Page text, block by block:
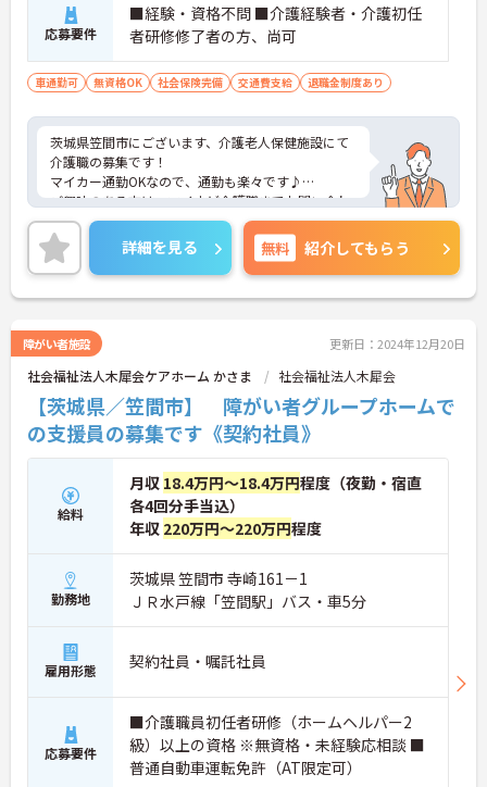
応募要件
■経験・資格不問 ■介護経験者・介護初任
者研修修了者の方、尚可
車通勤可 無資格OK 社会保険完備 交通費支給 退職金制度あり
茨城県笠間市にございます、介護老人保健施設にて
介護職の募集です！
マイカー通勤OKなので、通勤も楽々です♪
ご興味のある方は、マイナビ介護職までお問い合わ
せください。
詳細を見る 無料 紹介してもらう
障がい者施設 更新日：2024年12月20日
社会福祉法人木犀会ケアホーム かさま 社会福祉法人木犀会
【茨城県／笠間市】 障がい者グループホームで
の支援員の募集です《契約社員》
給料
月収 18.4万円～18.4万円程度（夜勤・宿直
各4回分手当込）
年収 220万円～220万円程度
勤務地
茨城県 笠間市 寺崎161－1
ＪＲ水戸線「笠間駅」バス・車5分
雇用形態 契約社員・嘱託社員
応募要件
■介護職員初任者研修（ホームヘルパー2
級）以上の資格 ※無資格・未経験応相談 ■
普通自動車運転免許（AT限定可）